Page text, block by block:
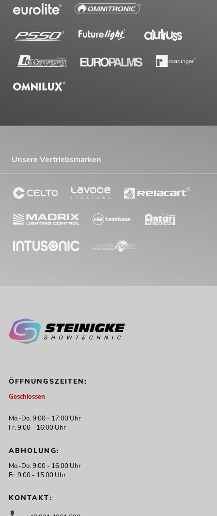
Unsere Vertriebsmarken
ÖFFNUNGSZEITEN:
Geschlossen
Mo.-Do. 9:00 - 17:00 Uhr
Fr. 9:00 - 16:00 Uhr
ABHOLUNG:
Mo.-Do. 9:00 - 16:00 Uhr
Fr. 9:00 - 15:00 Uhr
KONTAKT: